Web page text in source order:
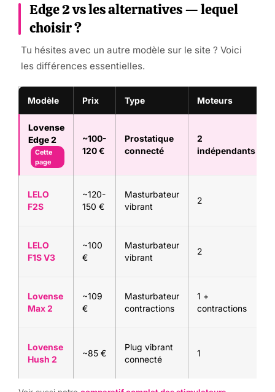
Edge 2 vs les alternatives — lequel
choisir ?
Tu hésites avec un autre modèle sur le site ? Voici
les différences essentielles.
Modèle Prix Type Moteurs
Lovense
Edge 2
Cette
page
~100-
120 €
Prostatique
connecté
2
indépendants
LELO
F2S
~120-
150 €
Masturbateur
vibrant
2
LELO
F1S V3
~100
€
Masturbateur
vibrant
2
Lovense
Max 2
~109
€
Masturbateur
contractions
1 +
contractions
Lovense
Hush 2
~85 €
Plug vibrant
connecté
1